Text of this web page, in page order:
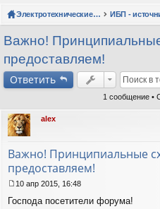
ы
лк
и
ум
ы
ьз
ов
ат
Электротехнические форумы
Важно!
предоставляем!
Ответить
1 сообщение •
alex
Важно! Принципиальные
предоставляем!
о
10 апр 2015, 16:48
Господа посетители форума!